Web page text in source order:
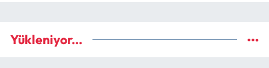
Yükleniyor...